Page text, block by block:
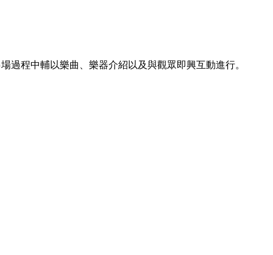
過程中輔以樂曲、樂器介紹以及與觀眾即興互動進行。